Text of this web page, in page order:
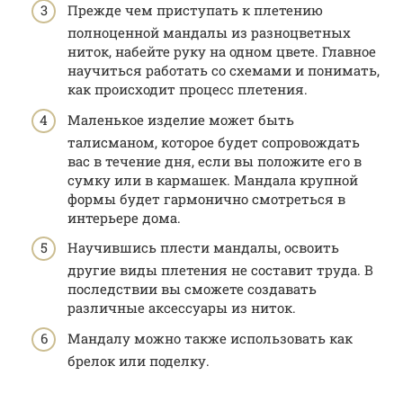
Прежде чем приступать к плетению
полноценной мандалы из разноцветных
ниток, набейте руку на одном цвете. Главное
научиться работать со схемами и понимать,
как происходит процесс плетения.
Маленькое изделие может быть
талисманом, которое будет сопровождать
вас в течение дня, если вы положите его в
сумку или в кармашек. Мандала крупной
формы будет гармонично смотреться в
интерьере дома.
Научившись плести мандалы, освоить
другие виды плетения не составит труда. В
последствии вы сможете создавать
различные аксессуары из ниток.
Мандалу можно также использовать как
брелок или поделку.